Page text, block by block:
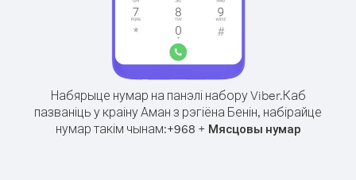
Набярыце нумар на панэлі набору Viber.Каб
пазваніць у краіну Аман з рэгіёна Бенін, набірайце
нумар такім чынам:+968 + Мясцовы нумар